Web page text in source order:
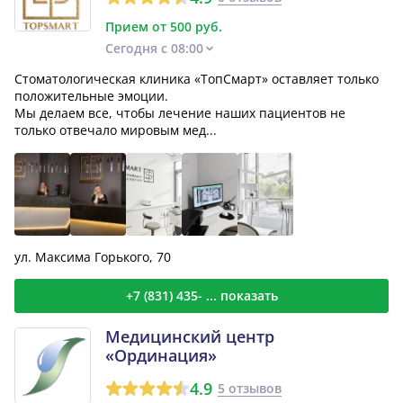
Прием от 500 руб.
Сегодня с 08:00
Стоматологическая клиника «ТопСмарт» оставляет только
положительные эмоции.
Мы делаем все, чтобы лечение наших пациентов не
только отвечало мировым мед...
ул. Максима Горького, 70
+7 (831) 435- ... показать
Медицинский центр
«Ординация»
4.9 5 отзывов